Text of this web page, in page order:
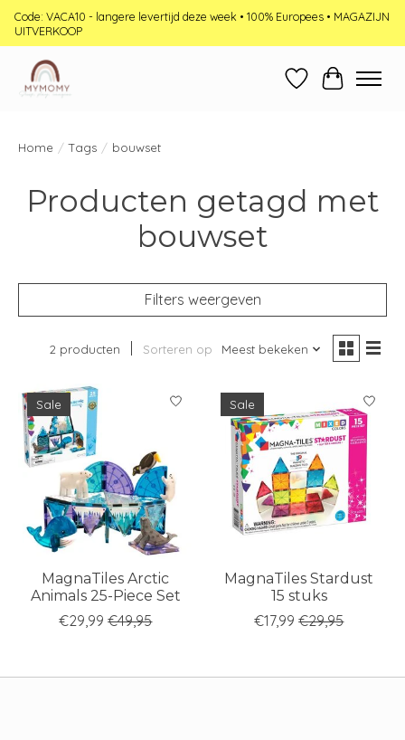
Code: VACA10 - langere levertijd deze week • 100% Europees • MAGAZIJN
UITVERKOOP
Verlanglijst
Home / Tags / bouwset
Producten getagd met
bouwset
Filters weergeven
2 producten Sorteren op Meest bekeken
Sale
MagnaTiles Arctic
Animals 25-Piece Set
€29,99 €49,95
Sale
MagnaTiles Stardust
15 stuks
€17,99 €29,95